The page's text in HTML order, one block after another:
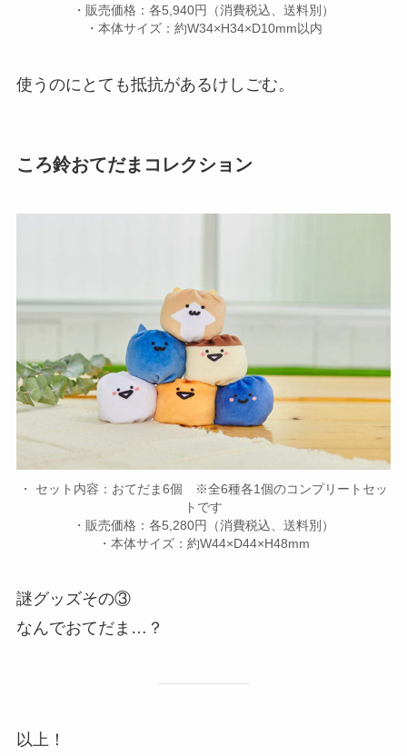
・販売価格：各5,940円（消費税込、送料別）
・本体サイズ：約W34×H34×D10mm以内
使うのにとても抵抗があるけしごむ。
ころ鈴おてだまコレクション
・ セット内容：おてだま6個 ※全6種各1個のコンプリートセッ
トです
・販売価格：各5,280円（消費税込、送料別）
・本体サイズ：約W44×D44×H48mm
謎グッズその③
なんでおてだま…？
以上！